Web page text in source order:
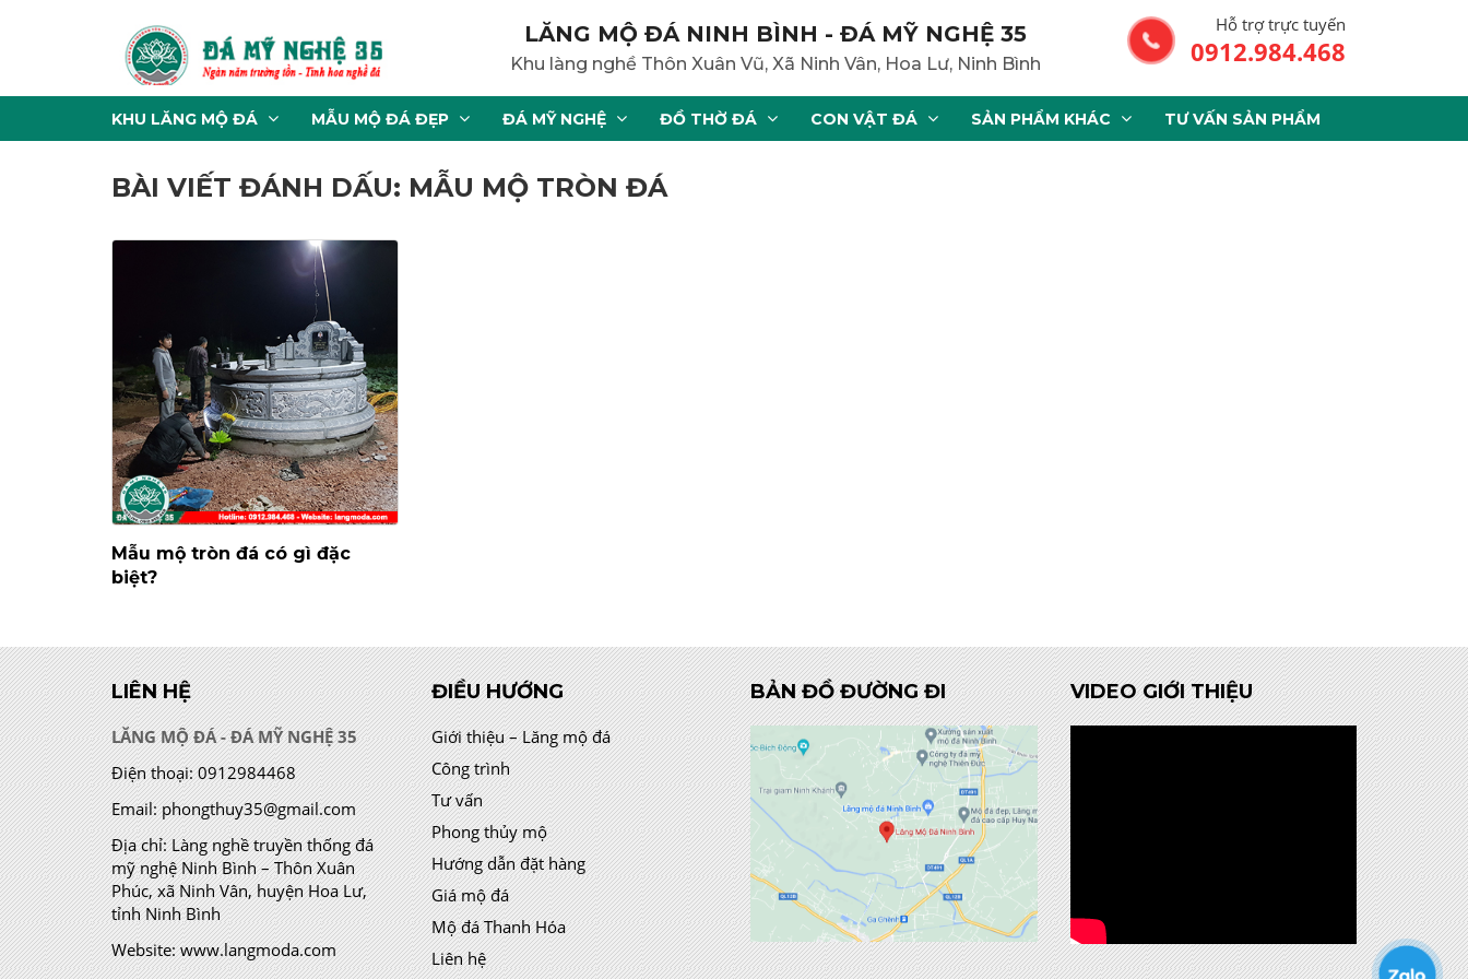
LĂNG MỘ ĐÁ NINH BÌNH - ĐÁ MỸ NGHỆ 35
Khu làng nghề Thôn Xuân Vũ, Xã Ninh Vân, Hoa Lư, Ninh Bình
Hỗ trợ trực tuyến
0912.984.468
KHU LĂNG MỘ ĐÁ MẪU MỘ ĐÁ ĐẸP ĐÁ MỸ NGHỆ ĐỒ THỜ ĐÁ CON VẬT ĐÁ SẢN PHẨM KHÁC TƯ VẤN SẢN PHẨM
BÀI VIẾT ĐÁNH DẤU: MẪU MỘ TRÒN ĐÁ
Mẫu mộ tròn đá có gì đặc
biệt?
LIÊN HỆ
LĂNG MỘ ĐÁ - ĐÁ MỸ NGHỆ 35
Điện thoại: 0912984468
Email: phongthuy35@gmail.com
Địa chỉ:Làng nghề truyền thống đá
mỹ nghệ Ninh Bình – Thôn Xuân
Phúc, xã Ninh Vân, huyện Hoa Lư,
tỉnh Ninh Bình
Website: www.langmoda.com
ĐIỀU HƯỚNG
Giới thiệu – Lăng mộ đá
Công trình
Tư vấn
Phong thủy mộ
Hướng dẫn đặt hàng
Giá mộ đá
Mộ đá Thanh Hóa
Liên hệ
BẢN ĐỒ ĐƯỜNG ĐI VIDEO GIỚI THIỆU